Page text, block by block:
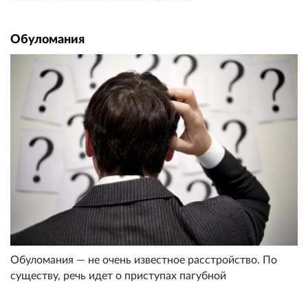
Обуломания
Обуломания — не очень известное расстройство. По
существу, речь идет о приступах пагубной